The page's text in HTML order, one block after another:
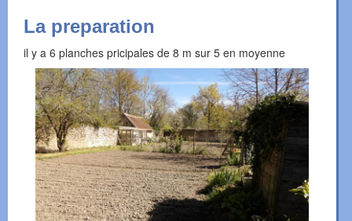
La preparation
il y a 6 planches pricipales de 8 m sur 5 en moyenne